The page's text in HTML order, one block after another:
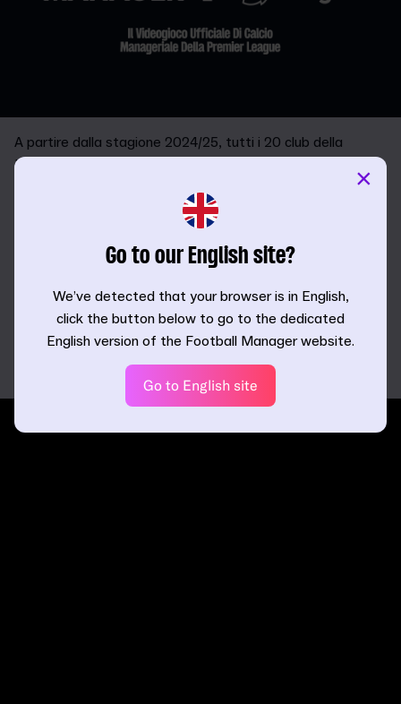
A partire dalla stagione 2024/25, tutti i 20 club della
Premier League saranno presenti su licenza nelle prossime
versioni di FM su tutte le piattaforme, con loghi, divise e
Potrai vivere la massima serie inglese come mai accaduto
in passato, sia che tu voglia scrivere il futuro di Liverpool o
Arsenal, andare a caccia della qualificazione in Europa con il
Crystal Palace, o lasciare il segno con l'Ipswich Town al
ritorno in Premier.
Go to our English site?
We’ve detected that your browser is in English,
click the button below to go to the dedicated
English version of the Football Manager website.
Go to English site
×